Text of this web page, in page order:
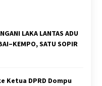
LAKA LANTAS ADU
SATU SOPIR
Ketua DPRD Dompu